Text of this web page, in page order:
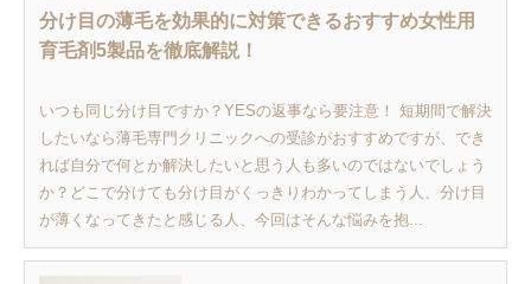
分け目の薄毛を効果的に対策できるおすすめ女性用
育毛剤5製品を徹底解説！
いつも同じ分け目ですか？YESの返事なら要注意！ 短期間で解決
したいなら薄毛専門クリニックへの受診がおすすめですが、でき
れば自分で何とか解決したいと思う人も多いのではないでしょう
か？どこで分けても分け目がくっきりわかってしまう人、分け目
が薄くなってきたと感じる人、今回はそんな悩みを抱...